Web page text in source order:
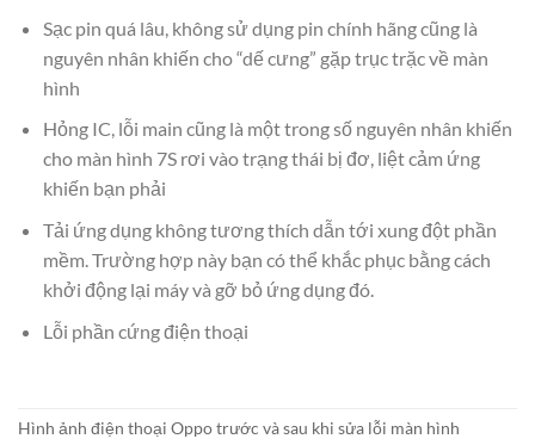
Sạc pin quá lâu, không sử dụng pin chính hãng cũng là
nguyên nhân khiến cho “dế cưng” gặp trục trặc về màn
hình
Hỏng IC, lỗi main cũng là một trong số nguyên nhân khiến
cho màn hình 7S rơi vào trạng thái bị đơ, liệt cảm ứng
khiến bạn phải
Tải ứng dụng không tương thích dẫn tới xung đột phần
mềm. Trường hợp này bạn có thể khắc phục bằng cách
khởi động lại máy và gỡ bỏ ứng dụng đó.
Lỗi phần cứng điện thoại
Hình ảnh điện thoại Oppo trước và sau khi sửa lỗi màn hình